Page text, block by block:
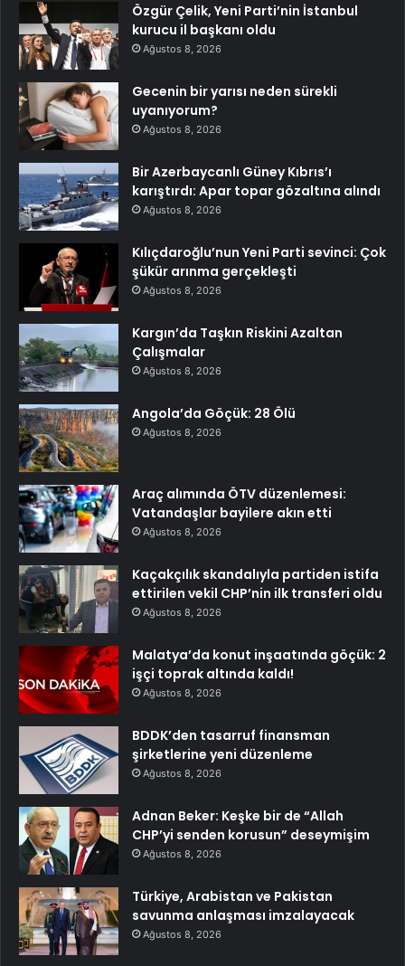
Özgür Çelik, Yeni Parti’nin İstanbul
kurucu il başkanı oldu
Ağustos 8, 2026
Gecenin bir yarısı neden sürekli
uyanıyorum?
Ağustos 8, 2026
Bir Azerbaycanlı Güney Kıbrıs’ı
karıştırdı: Apar topar gözaltına alındı
Ağustos 8, 2026
Kılıçdaroğlu’nun Yeni Parti sevinci: Çok
şükür arınma gerçekleşti
Ağustos 8, 2026
Kargın’da Taşkın Riskini Azaltan
Çalışmalar
Ağustos 8, 2026
Angola’da Göçük: 28 Ölü
Ağustos 8, 2026
Araç alımında ÖTV düzenlemesi:
Vatandaşlar bayilere akın etti
Ağustos 8, 2026
Kaçakçılık skandalıyla partiden istifa
ettirilen vekil CHP’nin ilk transferi oldu
Ağustos 8, 2026
Malatya’da konut inşaatında göçük: 2
işçi toprak altında kaldı!
Ağustos 8, 2026
BDDK’den tasarruf finansman
şirketlerine yeni düzenleme
Ağustos 8, 2026
Adnan Beker: Keşke bir de “Allah
CHP’yi senden korusun” deseymişim
Ağustos 8, 2026
Türkiye, Arabistan ve Pakistan
savunma anlaşması imzalayacak
Ağustos 8, 2026